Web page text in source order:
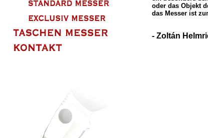
oder das Objekt
das Messer ist
- Zoltán